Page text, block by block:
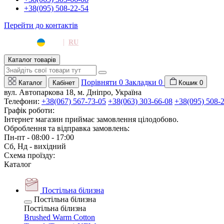
+38(095) 508-22-54
Перейти до контактів
| RU
Каталог товарів
Каталог Кабінет Порівняти 0 Закладки 0 Кошик 0
вул. Автопаркова 18, м. Дніпро, Україна
Телефони: +38(067) 567-73-05 +38(063) 303-66-08 +38(095) 508-
Графік роботи:
Інтернет магазин приймає замовлення цілодобово.
Оброблення та відправка замовлень:
Пн-пт - 08:00 - 17:00
Сб, Нд - вихідний
Схема проїзду:
Каталог
Постільна білизна
Постільна білизна
Постільна білизна
Brushed Warm Cotton